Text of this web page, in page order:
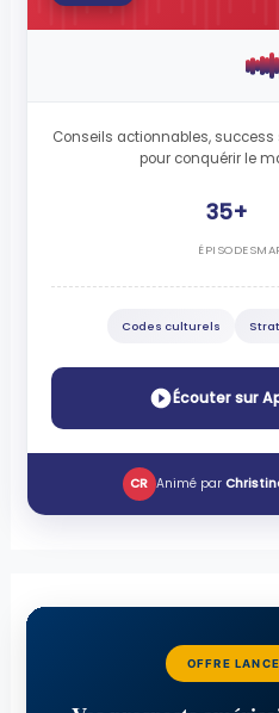
Conseils actionnables,
pour conquérir le
35+
ÉPISODES
Codes culturels
Écouter sur
CR Animé par
OFFRE